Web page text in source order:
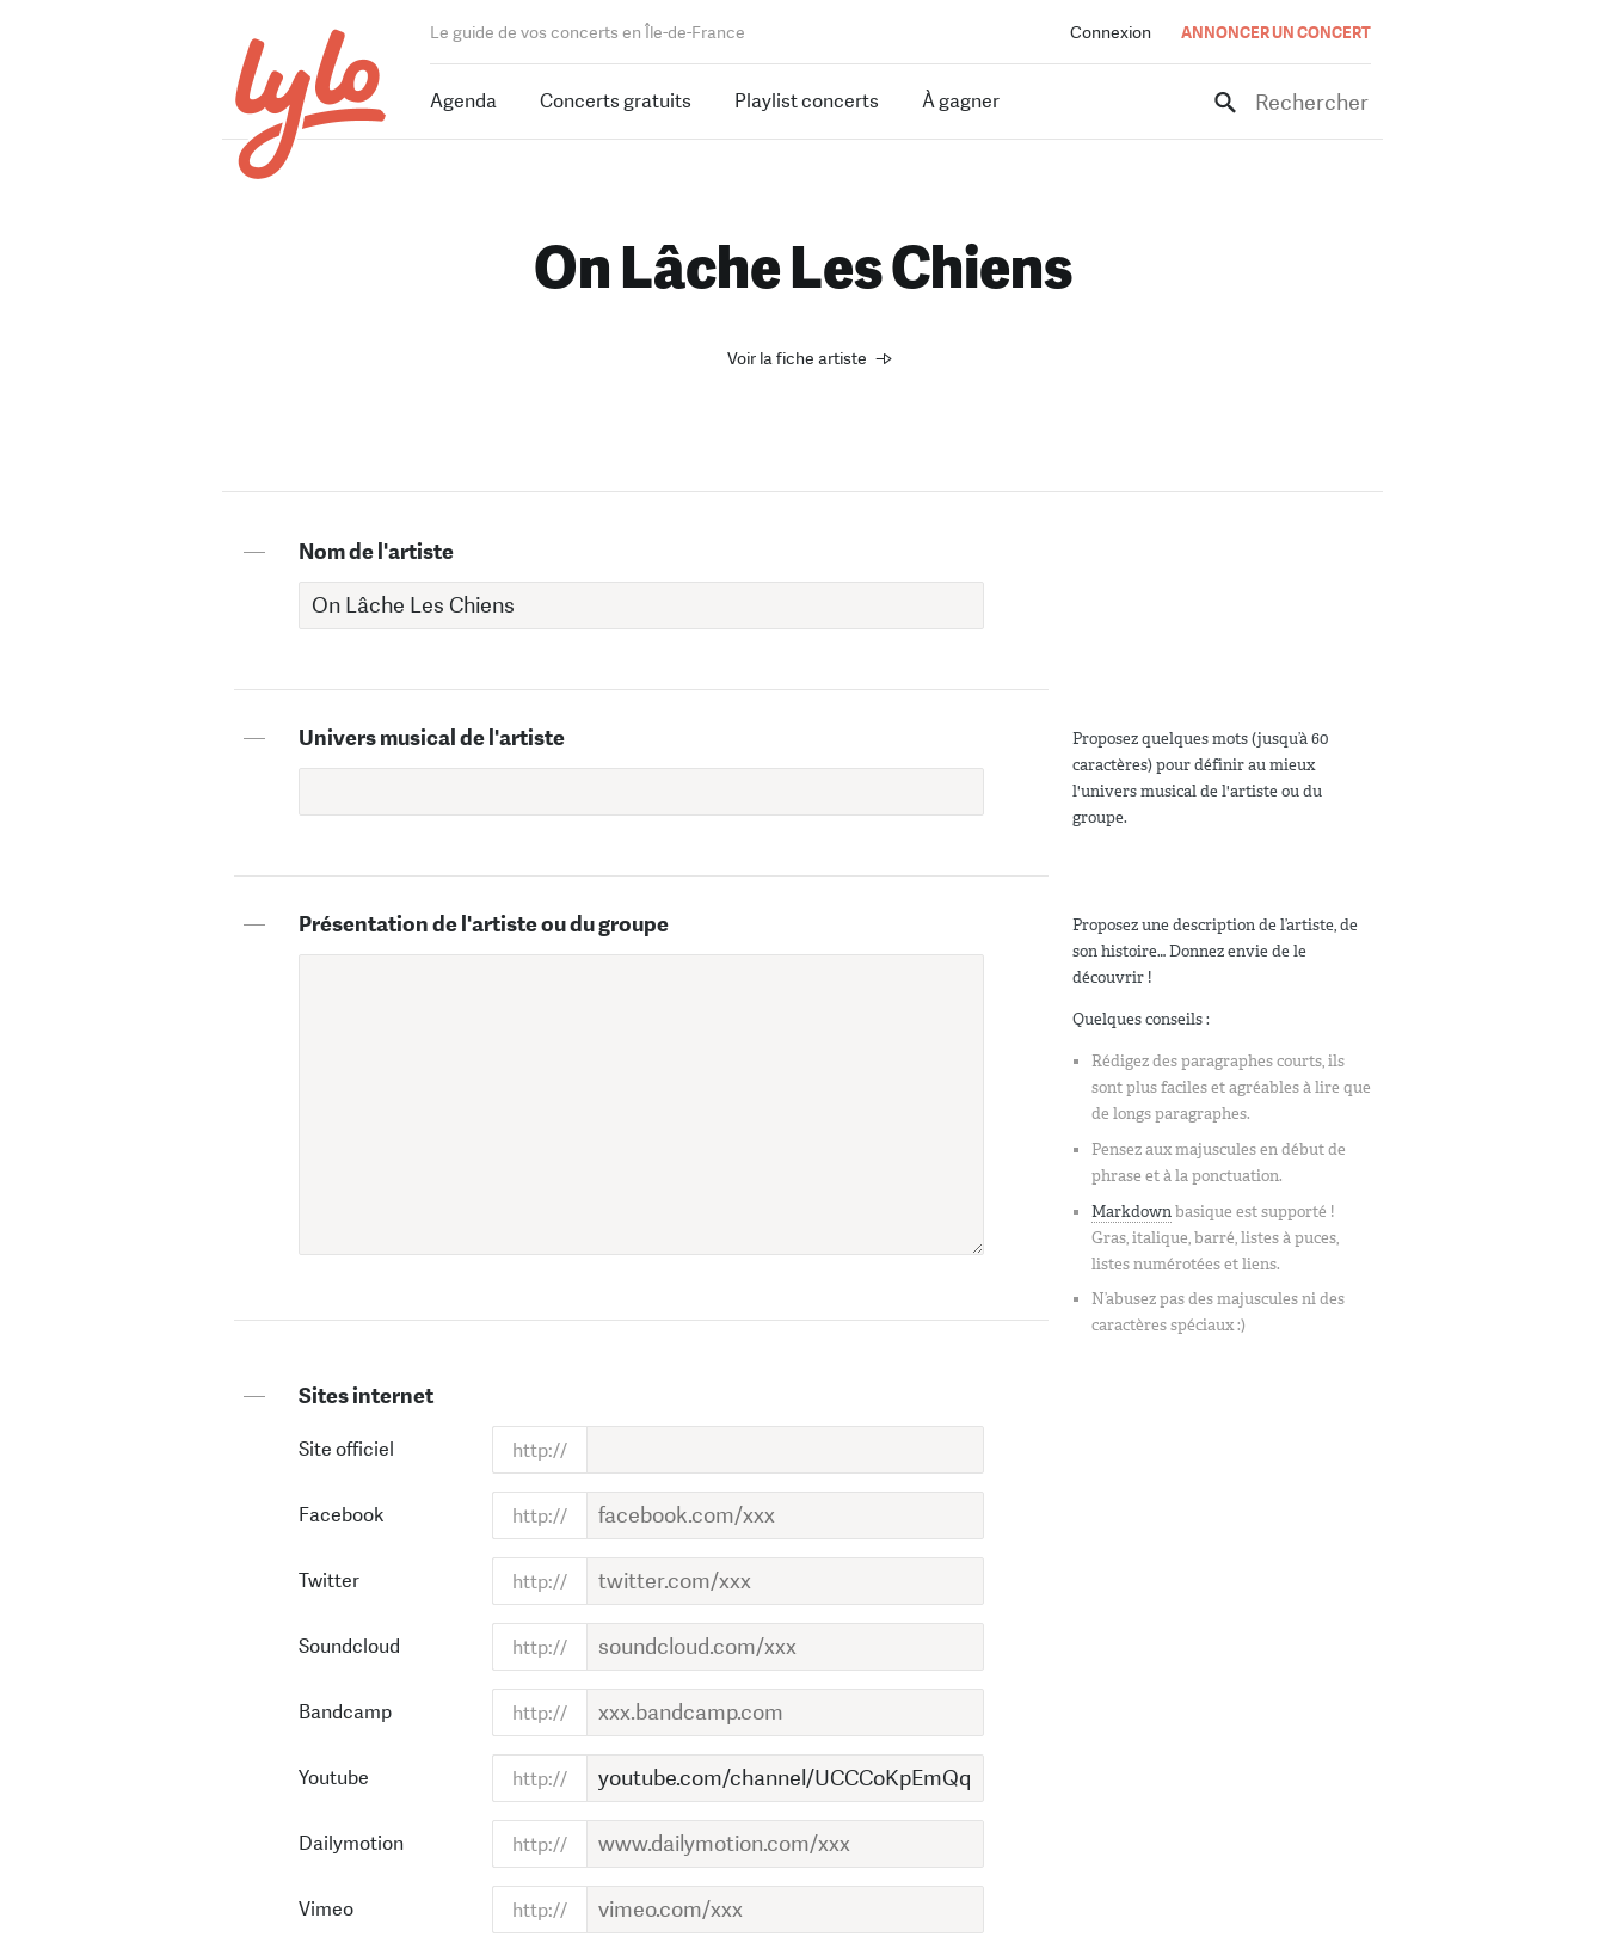
Connexion ANNONCER UN CONCERT
Le guide de vos concerts en Île-de-France
Agenda Concerts gratuits Playlist concerts À gagner Rechercher
On Lâche Les Chiens
Voir la fiche artiste
— Nom de l'artiste
— Univers musical de l'artiste
Proposez quelques mots (jusqu’à 60
caractères) pour définir au mieux
l'univers musical de l'artiste ou du
groupe.
— Présentation de l'artiste ou du groupe
Proposez une description de l’artiste, de
son histoire… Donnez envie de le
découvrir !
Quelques conseils :
Rédigez des paragraphes courts, ils
sont plus faciles et agréables à lire que
de longs paragraphes.
Pensez aux majuscules en début de
phrase et à la ponctuation.
Markdownbasique est supporté !
Gras, italique, barré, listes à puces,
listes numérotées et liens.
N’abusez pas des majuscules ni des
caractères spéciaux :)
— Sites internet
Site officiel
Facebook
Twitter
Soundcloud
Bandcamp
Youtube
Dailymotion
Vimeo